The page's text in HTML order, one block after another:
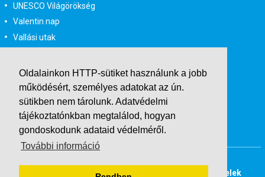
Oldalainkon HTTP-sütiket használunk a jobb
működésért, személyes adatokat az ún.
sütikben nem tárolunk. Adatvédelmi
tájékoztatónkban megtalálod, hogyan
gondoskodunk adataid védelméről.
További információ
UNESCO Világörökség
Valentin nap
Vallási utak
Városlátogatás egyénileg
Velencei karnevál
Vidéki felszállással
Wellness
Zene tematika
Adatvédelmi tájékoztató
Általános Szerződési Feltételek